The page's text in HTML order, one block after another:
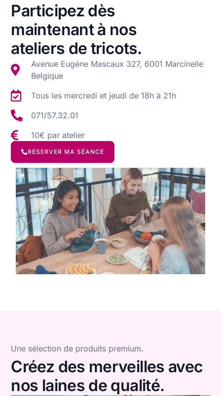
Participez dès
maintenant à nos
ateliers de tricots.
Avenue Eugène Mascaux 327, 6001 Marcinelle
Belgique
Tous les mercredi et jeudi de 18h à 21h
071/57.32.01
10€ par atelier
RÉSERVER MA SÉANCE
Une sélection de produits premium.
Créez des merveilles avec
nos laines de qualité.